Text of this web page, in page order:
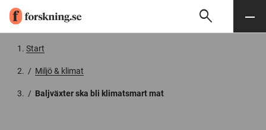
Söksearch Meny
Start
/ Miljö & klimat
/ Baljväxter ska bli klimatsmart mat